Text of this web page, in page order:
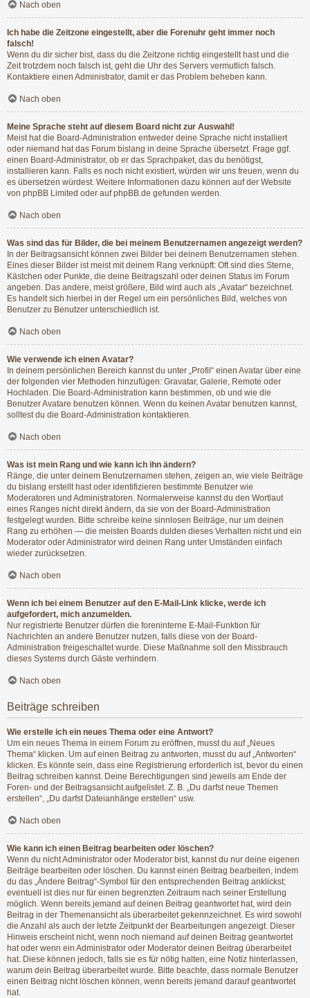
Nach oben
Ich habe die Zeitzone eingestellt, aber die Forenuhr geht immer noch
falsch!
Wenn du dir sicher bist, dass du die Zeitzone richtig eingestellt hast und die
Zeit trotzdem noch falsch ist, geht die Uhr des Servers vermutlich falsch.
Kontaktiere einen Administrator, damit er das Problem beheben kann.
Nach oben
Meine Sprache steht auf diesem Board nicht zur Auswahl!
Meist hat die Board-Administration entweder deine Sprache nicht installiert
oder niemand hat das Forum bislang in deine Sprache übersetzt. Frage ggf.
einen Board-Administrator, ob er das Sprachpaket, das du benötigst,
installieren kann. Falls es noch nicht existiert, würden wir uns freuen, wenn du
es übersetzen würdest. Weitere Informationen dazu können auf der Website
von phpBB Limited oder aufphpBB.de gefunden werden.
Nach oben
Was sind das für Bilder, die bei meinem Benutzernamen angezeigt werden?
In der Beitragsansicht können zwei Bilder bei deinem Benutzernamen stehen.
Eines dieser Bilder ist meist mit deinem Rang verknüpft: Oft sind dies Sterne,
Kästchen oder Punkte, die deine Beitragszahl oder deinen Status im Forum
angeben. Das andere, meist größere, Bild wird auch als „Avatar“ bezeichnet.
Es handelt sich hierbei in der Regel um ein persönliches Bild, welches von
Benutzer zu Benutzer unterschiedlich ist.
Nach oben
Wie verwende ich einen Avatar?
In deinem persönlichen Bereich kannst du unter „Profil“ einen Avatar über eine
der folgenden vier Methoden hinzufügen: Gravatar, Galerie, Remote oder
Hochladen. Die Board-Administration kann bestimmen, ob und wie die
Benutzer Avatare benutzen können. Wenn du keinen Avatar benutzen kannst,
solltest du die Board-Administration kontaktieren.
Nach oben
Was ist mein Rang und wie kann ich ihn ändern?
Ränge, die unter deinem Benutzernamen stehen, zeigen an, wie viele Beiträge
du bislang erstellt hast oder identifizieren bestimmte Benutzer wie
Moderatoren und Administratoren. Normalerweise kannst du den Wortlaut
eines Ranges nicht direkt ändern, da sie von der Board-Administration
festgelegt wurden. Bitte schreibe keine sinnlosen Beiträge, nur um deinen
Rang zu erhöhen — die meisten Boards dulden dieses Verhalten nicht und ein
Moderator oder Administrator wird deinen Rang unter Umständen einfach
wieder zurücksetzen.
Nach oben
Wenn ich bei einem Benutzer auf den E-Mail-Link klicke, werde ich
aufgefordert, mich anzumelden.
Nur registrierte Benutzer dürfen die foreninterne E-Mail-Funktion für
Nachrichten an andere Benutzer nutzen, falls diese von der Board-
Administration freigeschaltet wurde. Diese Maßnahme soll den Missbrauch
dieses Systems durch Gäste verhindern.
Nach oben
Beiträge schreiben
Wie erstelle ich ein neues Thema oder eine Antwort?
Um ein neues Thema in einem Forum zu eröffnen, musst du auf „Neues
Thema“ klicken. Um auf einen Beitrag zu antworten, musst du auf „Antworten“
klicken. Es könnte sein, dass eine Registrierung erforderlich ist, bevor du einen
Beitrag schreiben kannst. Deine Berechtigungen sind jeweils am Ende der
Foren- und der Beitragsansicht aufgelistet. Z. B. „Du darfst neue Themen
erstellen“, „Du darfst Dateianhänge erstellen“ usw.
Nach oben
Wie kann ich einen Beitrag bearbeiten oder löschen?
Wenn du nicht Administrator oder Moderator bist, kannst du nur deine eigenen
Beiträge bearbeiten oder löschen. Du kannst einen Beitrag bearbeiten, indem
du das „Ändere Beitrag“-Symbol für den entsprechenden Beitrag anklickst;
eventuell ist dies nur für einen begrenzten Zeitraum nach seiner Erstellung
möglich. Wenn bereits jemand auf deinen Beitrag geantwortet hat, wird dein
Beitrag in der Themenansicht als überarbeitet gekennzeichnet. Es wird sowohl
die Anzahl als auch der letzte Zeitpunkt der Bearbeitungen angezeigt. Dieser
Hinweis erscheint nicht, wenn noch niemand auf deinen Beitrag geantwortet
hat oder wenn ein Administrator oder Moderator deinen Beitrag überarbeitet
hat. Diese können jedoch, falls sie es für nötig halten, eine Notiz hinterlassen,
warum dein Beitrag überarbeitet wurde. Bitte beachte, dass normale Benutzer
einen Beitrag nicht löschen können, wenn bereits jemand darauf geantwortet
hat.